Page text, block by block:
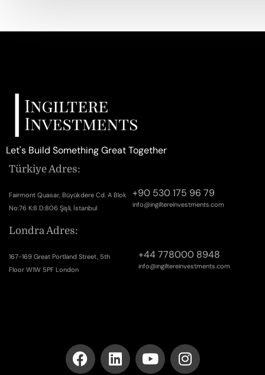
Let's Build Something Great Together
Türkiye Adres:
Fairmont Quasar, Büyükdere Cd. A Blok
No:76 K:8 D:806 Şişli, İstanbul
+90 530 175 96 79
info@ingiltereinvestments.com
Londra Adres:
167-169 Great Portland Street, 5th
Floor W1W 5PF London
+44 778000 8948
info@ingiltereinvestments.com